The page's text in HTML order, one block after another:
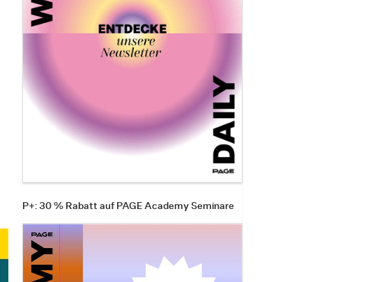
P+: 30 % Rabatt auf PAGE Academy Seminare